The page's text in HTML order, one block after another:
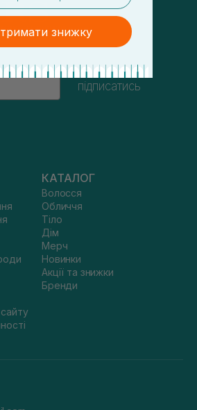
та отримуй
підписатись
КАТАЛОГ
Волосся
Обличчя
Тіло
Дім
Мерч
Новинки
Акції та знижки
Бренди
знижку